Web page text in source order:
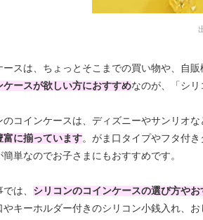
ースは、ちょっとそこまでの買い物や、自
ケースが欲しい方におすすめなのが、「シリ
のコインケースは、ディズニーやサンリオ
富に揃っています。がま口タイプやフタ付
簡単なのでお子さまにもおすすめです。
は、 シリコンのコインケースの選び方やお
やキーホルダー付きのシリコン小銭入れ、